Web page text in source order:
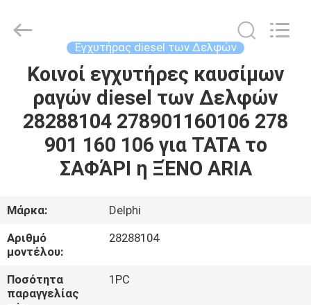
ΣΠΊΤΙ
ΠΡΟΪΌΝΤΑ
ΒΊΝΤΕΟ
ΣΧΕΤΙΚΆ
ΜΕ
ΕΜΆΣ
ΕΠΙΣΚΈΨΕΙΣ
Parts
Εγχυτήρας diesel των Δελφών
Κοινοί εγχυτήρες καυσίμων
ραγών diesel των Δελφών
28288104 278901160106 278
901 160 106 για TATA το
ΣΑΦΆΡΙ η ΞΈΝΟ ARIA
Μάρκα:
Delphi
Αριθμό
μοντέλου:
28288104
Ποσότητα
παραγγελίας
1PC